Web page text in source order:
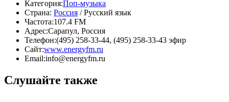
Категория:Поп-музыка
Страна: Россия / Русский язык
Частота:107.4 FM
Адрес:Сарапул, Россия
Телефон:(495) 258-33-44, (495) 258-33-43 эфир
Сайт:www.energyfm.ru
Email:info@energyfm.ru
Слушайте также